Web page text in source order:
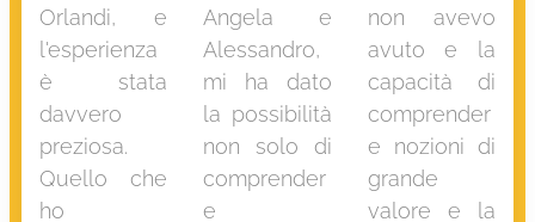
Orlandi, e
l'esperienza
è stata
davvero
preziosa.
Quello che
ho
Angela e
Alessandro,
mi ha dato
la possibilità
non solo di
comprender
e
non avevo
avuto e la
capacità di
comprender
e nozioni di
grande
valore e la